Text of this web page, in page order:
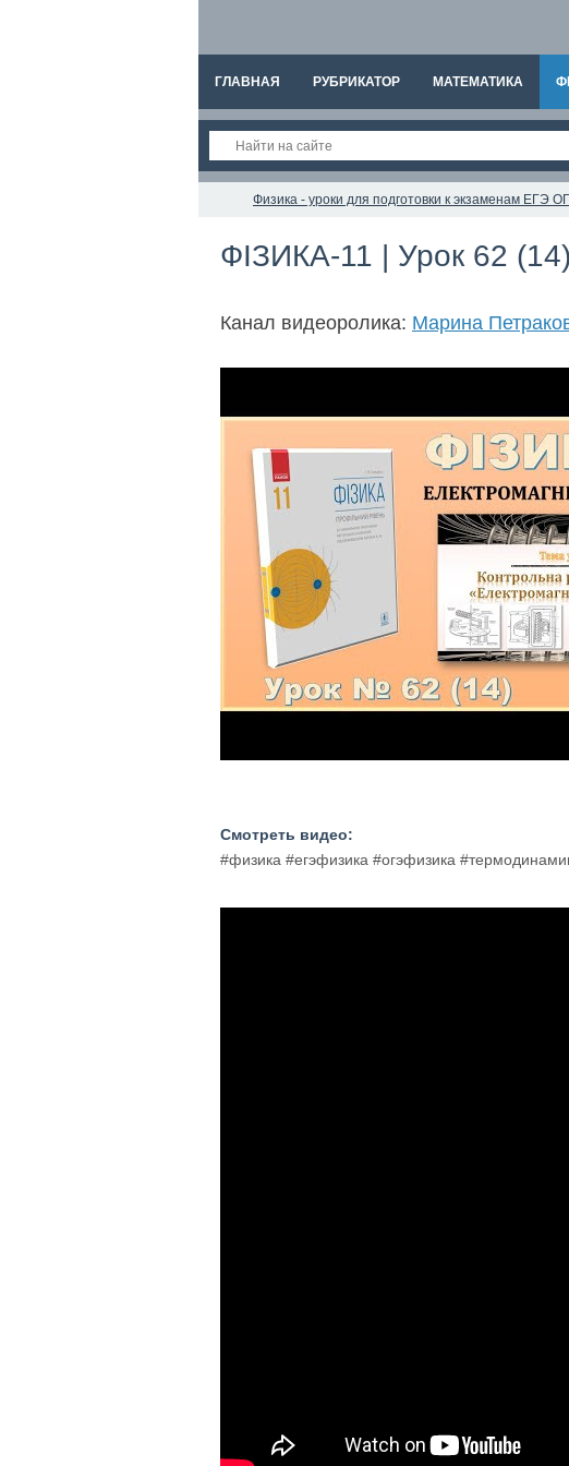
ГЛАВНАЯ РУБРИКАТОР МАТЕМАТИКА
Физика - уроки для подготовки к экзаменам ЕГЭ
ФІЗИКА-11 | Урок 62
Канал видеоролика: Марина
Смотреть видео:
#физика #егэфизика #огэфизика